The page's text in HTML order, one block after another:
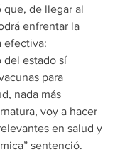
de llegar al
enfrentar la
efectiva:
del estado sí
para
nada más
voy a hacer
en salud y
sentenció.